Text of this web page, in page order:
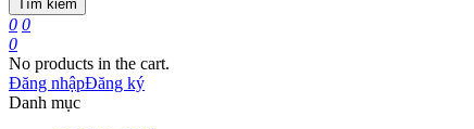
Tìm kiếm
0 0
0
No products in the cart.
Đăng nhậpĐăng ký
Danh mục